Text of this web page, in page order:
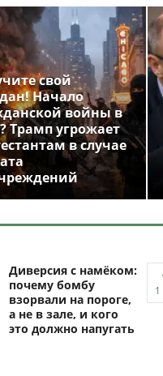
свой
Начало
войны в
Трамп угрожает
в случае
Диверсия с намёком:
почему бомбу
взорвали на пороге,
а не в зале, и кого
это должно напугать